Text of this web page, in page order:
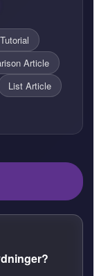
Article
List Article